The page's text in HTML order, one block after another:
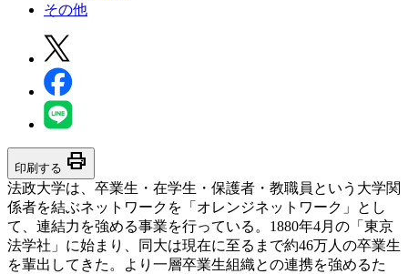
その他
印刷する print
法政大学は、卒業生・在学生・保護者・教職員という大学関
係者を結ぶネットワークを「オレンジネットワーク」とし
て、連結力を強める事業を行っている。1880年4月の「東京
法学社」に始まり、同大は現在に至るまで約46万人の卒業生
を輩出してきた。より一層卒業生組織との連携を強めるた